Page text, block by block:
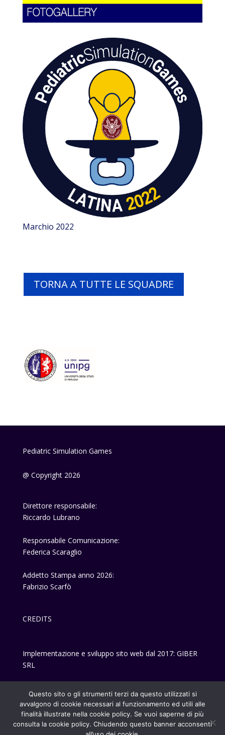
Marchio 2022
TORNA A TUTTE LE SQUADRE
Pediatric Simulation Games
@ Copyright 2026
Direttore responsabile:
Riccardo Lubrano
Responsabile Comunicazione:
Federica Scaraglio
Addetto Stampa anno 2026:
Fabrizio Scarfò
CREDITS
Implementazione e sviluppo sito web dal 2017: GIBER
SRL
Questo sito o gli strumenti terzi da questo utilizzati si
avvalgono di cookie necessari al funzionamento ed utili alle
finalità illustrate nella cookie policy. Se vuoi saperne di più
consulta la cookie policy. Chiudendo questo banner acconsenti